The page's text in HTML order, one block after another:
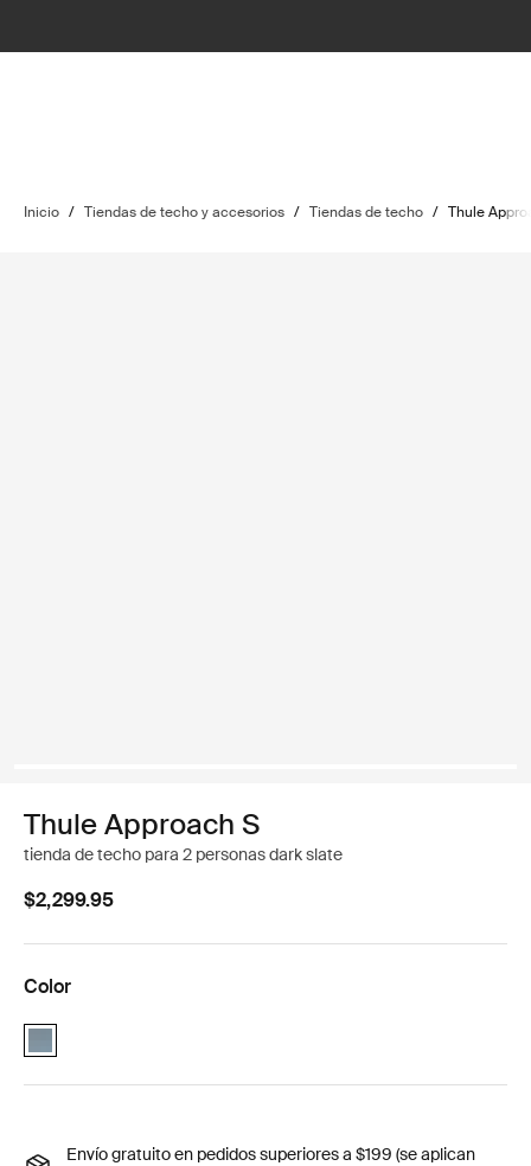
Inicio / Tiendas de techo y accesorios / Tiendas de techo / Thule
Thule Approach S
tienda de techo para 2 personas dark slate
$2,299.95
Color
Thule Approach Pizarra oscura (selected)
Envío gratuito en pedidos superiores a $199 (se aplican